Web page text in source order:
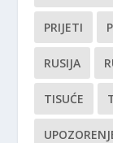
PRIJETI
RUSIJA
TISUĆE